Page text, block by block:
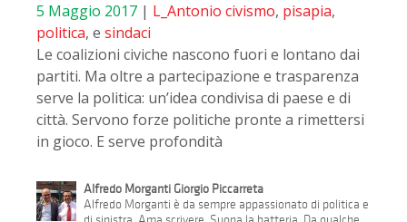
5 Maggio 2017 | L_Antonio civismo, pisapia,
politica, e sindaci
Le coalizioni civiche nascono fuori e lontano dai
partiti. Ma oltre a partecipazione e trasparenza
serve la politica: un’idea condivisa di paese e di
città. Servono forze politiche pronte a rimettersi
in gioco. E serve profondità
Alfredo Morganti Giorgio Piccarreta
Alfredo Morganti è da sempre appassionato di politica e